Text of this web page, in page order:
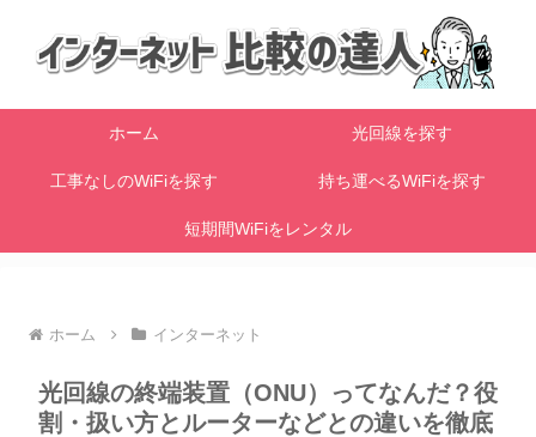
ホーム 光回線を探す
工事なしのWiFiを探す 持ち運べるWiFiを探す
短期間WiFiをレンタル
ホーム インターネット
光回線の終端装置（ONU）ってなんだ？役
割・扱い方とルーターなどとの違いを徹底